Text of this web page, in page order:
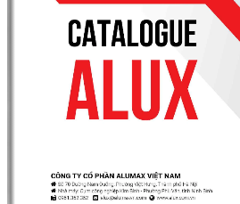
Tin tức sản phẩm
Kiến thức
Kiến trúc
Nội thất
Xây dựng
Phong thủy
Liên hệ